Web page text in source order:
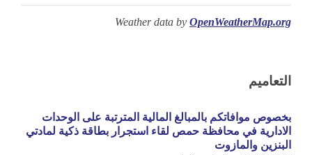
Weather data by OpenWeatherMap.org
التعاميم
بخصوص موافاتكم بالمبالغ المالية المترتبة على الوحدات
الادارية في محافظة حمص لقاء استجرار بطاقة ذكية لمادتي
البنزين والمازوت